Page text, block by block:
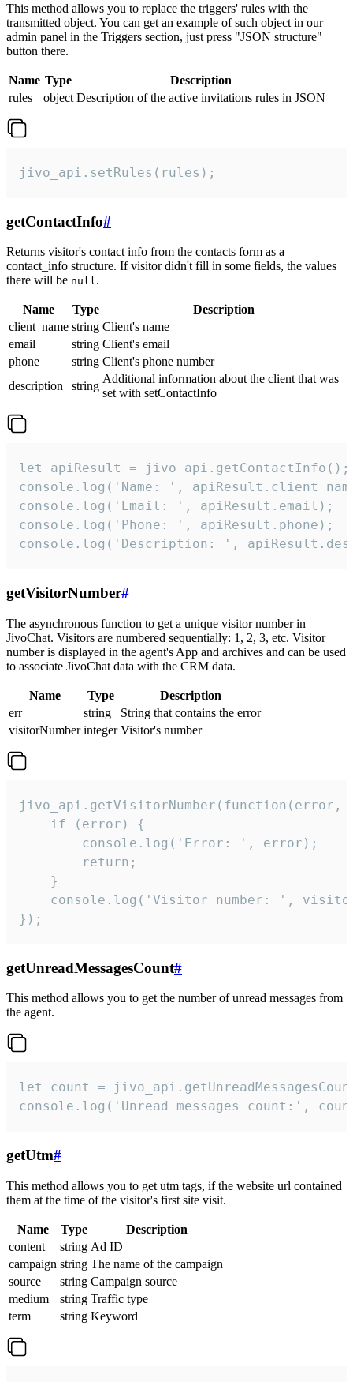
This method allows you to replace the triggers' rules with the
transmitted object. You can get an example of such object in our
admin panel in the Triggers section, just press "JSON structure"
button there.
Name Type
Description
rules
object Description of the active invitations rules in JSON
jivo_api.setRules(rules);
getContactInfo#
Returns visitor's contact info from the contacts form as a
contact_info structure. If visitor didn't fill in some fields, the values
there will be null.
Name Type
Description
client_name string Client's name
email
string Client's email
phone
string Client's phone number
description
string
Additional information about the client that was
set with setContactInfo
let apiResult = jivo_api.getContactInfo();
console.log('Name: ',
console.log('Email: ', apiResult.email);
console.log('Phone: ', apiResult.phone);
console.log('Description: ',
getVisitorNumber#
The asynchronous function to get a unique visitor number in
JivoChat. Visitors are numbered sequentially: 1, 2, 3, etc. Visitor
number is displayed in the agent's App and archives and can be used
to associate JivoChat data with the CRM data.
Name Type
Description
err
string
String that contains the error
visitorNumber integer Visitor's number
jivo_api.getVisitorNumber(function(error,
    if (error) {
        console.log('Error: ', error);
        return;
    }
console.log('Visitor number: ',
});
getUnreadMessagesCount#
This method allows you to get the number of unread messages from
the agent.
let count =
console.log('Unread messages count:',
getUtm#
This method allows you to get utm tags, if the website url contained
them at the time of the visitor's first site visit.
Name Type
Description
content
string Ad ID
campaign string The name of the campaign
source
string Campaign source
medium
string Traffic type
term
string Keyword